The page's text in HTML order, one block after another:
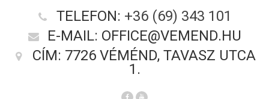
TELEFON: +36 (69) 343 101
E-MAIL: OFFICE@VEMEND.HU
CÍM: 7726 VÉMÉND, TAVASZ UTCA
1.